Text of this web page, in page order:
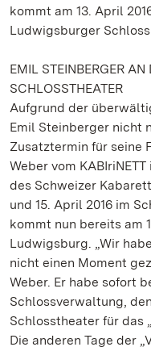
kommt am 13. April
Ludwigsburger
EMIL STEINBERGER AN
SCHLOSSTHEATER
Aufgrund der
Emil Steinberger nicht
Zusatztermin für seine
Weber vom
des Schweizer
und 15. April 2016 im
kommt nun bereits am
Ludwigsburg. „Wir
nicht einen Moment
Weber. Er habe sofort
Schlossverwaltung,
Schlosstheater für das
Die anderen Tage der